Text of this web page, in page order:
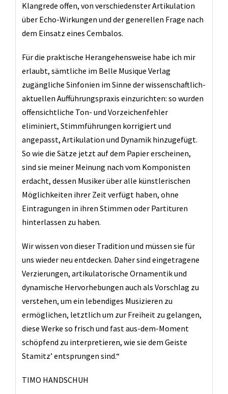
Klangrede offen, von verschiedenster Artikulation
über Echo-Wirkungen und der generellen Frage nach
dem Einsatz eines Cembalos.
Für die praktische Herangehensweise habe ich mir
erlaubt, sämtliche im Belle Musique Verlag
zugängliche Sinfonien im Sinne der wissenschaftlich-
aktuellen Aufführungspraxis einzurichten: so wurden
offensichtliche Ton- und Vorzeichenfehler
eliminiert, Stimmführungen korrigiert und
angepasst, Artikulation und Dynamik hinzugefügt.
So wie die Sätze jetzt auf dem Papier erscheinen,
sind sie meiner Meinung nach vom Komponisten
erdacht, dessen Musiker über alle künstlerischen
Möglichkeiten ihrer Zeit verfügt haben, ohne
Eintragungen in ihren Stimmen oder Partituren
hinterlassen zu haben.
Wir wissen von dieser Tradition und müssen sie für
uns wieder neu entdecken. Daher sind eingetragene
Verzierungen, artikulatorische Ornamentik und
dynamische Hervorhebungen auch als Vorschlag zu
verstehen, um ein lebendiges Musizieren zu
ermöglichen, letztlich um zur Freiheit zu gelangen,
diese Werke so frisch und fast aus-dem-Moment
schöpfend zu interpretieren, wie sie dem Geiste
Stamitz’ entsprungen sind.“
TIMO HANDSCHUH